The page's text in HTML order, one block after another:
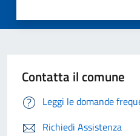
Contatta il comune
Leggi le domande
Richiedi Assistenza